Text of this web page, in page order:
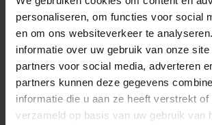
personaliseren, om functies voor social
en om ons websiteverkeer te
informatie over uw gebruik van onze site
partners voor social media, adverteren
partners kunnen deze gegevens
informatie die u aan ze heeft verstrekt of
verzameld op basis van uw gebruik van
3.Rond de bestelling af
afhalen in de winkel. Vermeld
opmerkingen veld de gewenste
Je krijgt van ons bericht
bestelling gereed staat om af
leggen bestellingen klaar en